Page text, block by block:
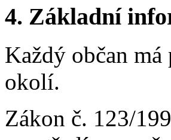
4. Základní
Každý občan
okolí.
Zákon č. 123/